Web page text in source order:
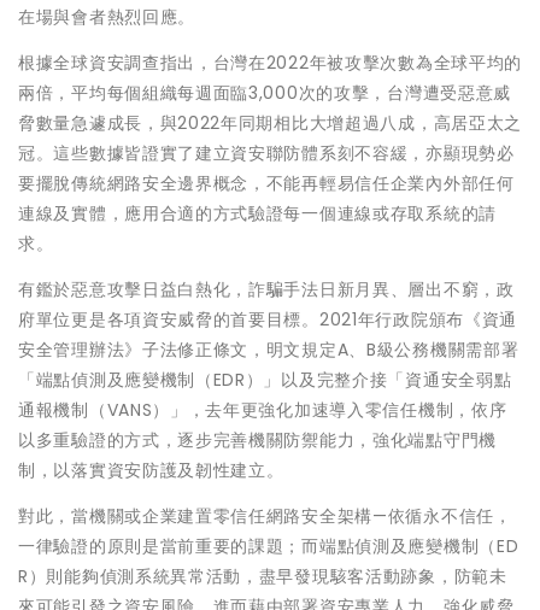
在場與會者熱烈回應。
根據全球資安調查指出，台灣在2022年被攻擊次數為全球平均的
兩倍，平均每個組織每週面臨3,000次的攻擊，台灣遭受惡意威
脅數量急遽成長，與2022年同期相比大增超過八成，高居亞太之
冠。這些數據皆證實了建立資安聯防體系刻不容緩，亦顯現勢必
要擺脫傳統網路安全邊界概念，不能再輕易信任企業內外部任何
連線及實體，應用合適的方式驗證每一個連線或存取系統的請
求。
有鑑於惡意攻擊日益白熱化，詐騙手法日新月異、層出不窮，政
府單位更是各項資安威脅的首要目標。2021年行政院頒布《資通
安全管理辦法》子法修正條文，明文規定A、B級公務機關需部署
「端點偵測及應變機制（EDR）」以及完整介接「資通安全弱點
通報機制（VANS）」，去年更強化加速導入零信任機制，依序
以多重驗證的方式，逐步完善機關防禦能力，強化端點守門機
制，以落實資安防護及韌性建立。
對此，當機關或企業建置零信任網路安全架構—依循永不信任，
一律驗證的原則是當前重要的課題；而端點偵測及應變機制（ED
R）則能夠偵測系統異常活動，盡早發現駭客活動跡象，防範未